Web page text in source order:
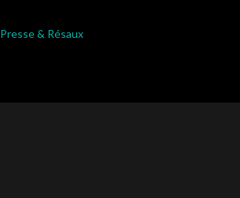
Presse & Résaux